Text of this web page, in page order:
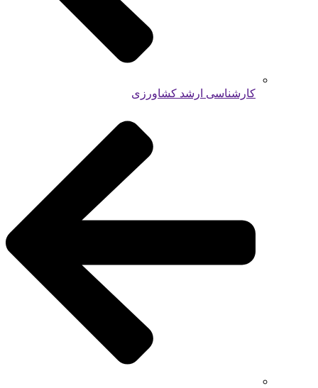
کارشناسی ارشد کشاورزی